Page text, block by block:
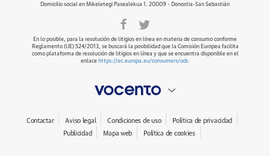
Domicilio social en Mikeletegi Pasealekua 1. 20009 - Donostia-San Sebastián
En lo posible, para la resolución de litigios en línea en materia de consumo conforme
Reglamento (UE) 524/2013, se buscará la posibilidad que la Comisión Europea facilita
como plataforma de resolución de litigios en línea y que se encuentra disponible en el
enlace https://ec.europa.eu/consumers/odr.
Contactar Aviso legal Condiciones de uso
Política de privacidad
Publicidad
Mapa web Política de cookies